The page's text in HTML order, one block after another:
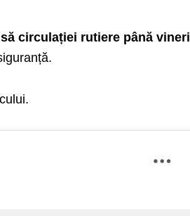
circulației rutiere până vineri